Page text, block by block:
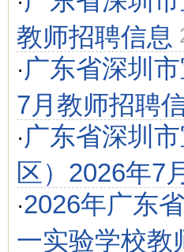
教师招聘信息
· 广东省深圳
7月教师招聘
· 广东省深圳
区）2026年7
·2026年广东
一实验学校教